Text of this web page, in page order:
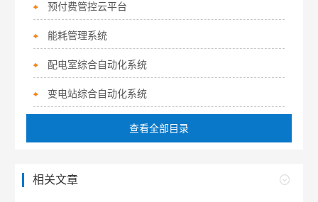
预付费管控云平台
能耗管理系统
配电室综合自动化系统
变电站综合自动化系统
查看全部目录
相关文章